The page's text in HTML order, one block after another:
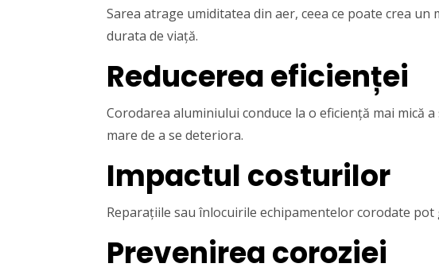
Sarea atrage umiditatea din aer, ceea ce poate crea
durata de viață.
Reducerea eficienței
Corodarea aluminiului conduce la o eficiență mai mică
mare de a se deteriora.
Impactul costurilor
Reparațiile sau înlocuirile echipamentelor corodate
Prevenirea coroziei